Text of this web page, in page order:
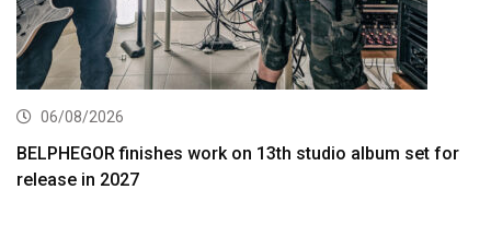
06/08/2026
BELPHEGOR finishes work on 13th studio album set for
release in 2027